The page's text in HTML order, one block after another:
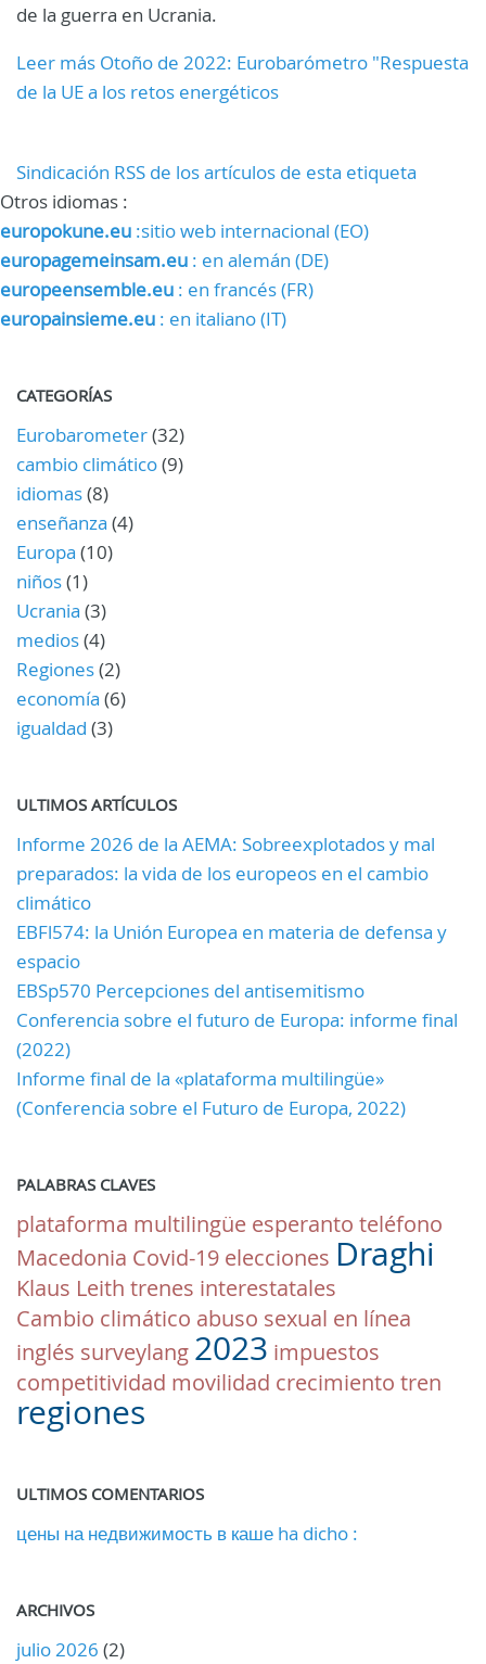
de la guerra en Ucrania.
Leer más Otoño de 2022: Eurobarómetro "Respuesta
de la UE a los retos energéticos
Sindicación RSS de los artículos de esta etiqueta
Otros idiomas :
europokune.eu :sitio web internacional (EO)
europagemeinsam.eu : en alemán (DE)
europeensemble.eu : en francés (FR)
europainsieme.eu : en italiano (IT)
CATEGORÍAS
Eurobarometer(32)
cambio climático(9)
idiomas(8)
enseñanza (4)
Europa (10)
niños(1)
Ucrania (3)
medios(4)
Regiones(2)
economía (6)
igualdad (3)
ULTIMOS ARTÍCULOS
Informe 2026 de la AEMA: Sobreexplotados y mal
preparados: la vida de los europeos en el cambio
climático
EBFl574: la Unión Europea en materia de defensa y
espacio
EBSp570 Percepciones del antisemitismo
Conferencia sobre el futuro de Europa: informe final
(2022)
Informe final de la «plataforma multilingüe»
(Conferencia sobre el Futuro de Europa, 2022)
PALABRAS CLAVES
plataforma multilingüe esperanto teléfono
Macedonia Covid-19 elecciones Draghi
Klaus Leith trenes interestatales
Cambio climático abuso sexual en línea
inglés surveylang 2023 impuestos
competitividad movilidad crecimiento tren
regiones
ULTIMOS COMENTARIOS
цены на недвижимость в каше ha dicho :
ARCHIVOS
julio 2026 (2)